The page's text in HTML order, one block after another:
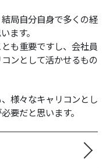
局自分自身で多くの経
ます。
も重要ですし、会社員
ンとして活かせるもの
様々なキャリコンとし
要だと思います。